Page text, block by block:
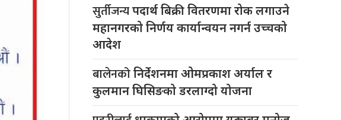
सुर्तीजन्यपदार्थ बिक्री वितरणमा रोक लगाउने
महानगरको निर्णय कार्यान्वयन नगर्न उच्चको
आदेश
बालेनकोनिर्देशनमा ओमप्रकाश अर्याल र
कुलमान घिसिङको डरलाग्दो योजना